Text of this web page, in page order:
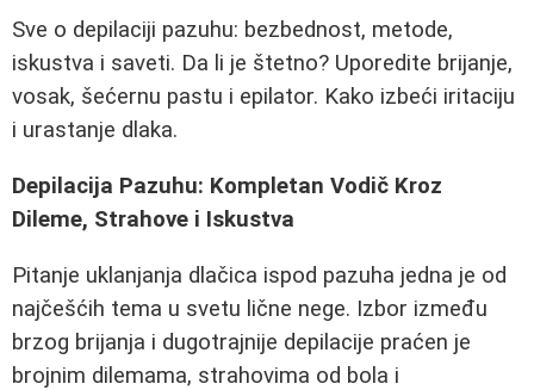
Sve o depilaciji pazuhu: bezbednost, metode,
iskustva i saveti. Da li je štetno? Uporedite brijanje,
vosak, šećernu pastu i epilator. Kako izbeći iritaciju
i urastanje dlaka.
Depilacija Pazuhu: Kompletan Vodič Kroz
Dileme, Strahove i Iskustva
Pitanje uklanjanja dlačica ispod pazuha jedna je od
najčešćih tema u svetu lične nege. Izbor između
brzog brijanja i dugotrajnije depilacije praćen je
brojnim dilemama, strahovima od bola i